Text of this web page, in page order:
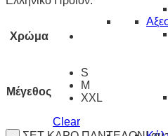
Χρώμα
Μέγεθος
S
M
XXL
Clear